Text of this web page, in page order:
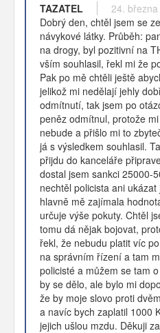
TAZATEL
24.
Dobrý den, chtěl jsem se
návykové látky. Průběh:
na drogy, byl pozitivní na
vším souhlasil, řekl mi že
Pak po mě chtěli ještě
jelikož mi nedělají jehly
odmítnutí, tak jsem po
peněz odmítnul, protože
nebude a přišlo mi to
já s výsledkem souhlasil.
přijdu do kanceláře
dostal jsem sankci 25000-
nechtěl policista ani
hlavně mě zajímala
určuje výše pokuty. Chtěl
tomu dá nějak bojovat,
řekl, že nebudu platit víc
na správním řízení a tam
policisté a můžem se tam
by se dělo, ale bylo mi
že by moje slovo proti
a navíc bych zaplatil 1000
jejich ušlou mzdu. Děkuji